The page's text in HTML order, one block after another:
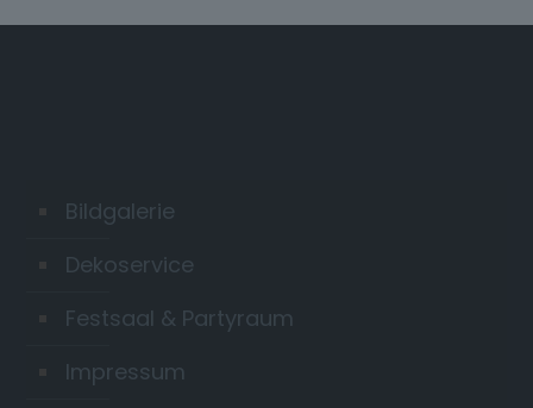
Bildgalerie
Dekoservice
Festsaal & Partyraum
Impressum